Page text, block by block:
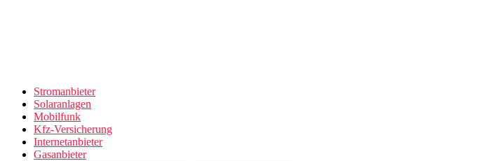
Stromanbieter
Solaranlagen
Mobilfunk
Kfz-Versicherung
Internetanbieter
Gasanbieter